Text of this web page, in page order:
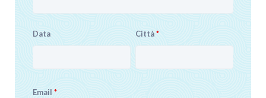
Data Città*
Email *